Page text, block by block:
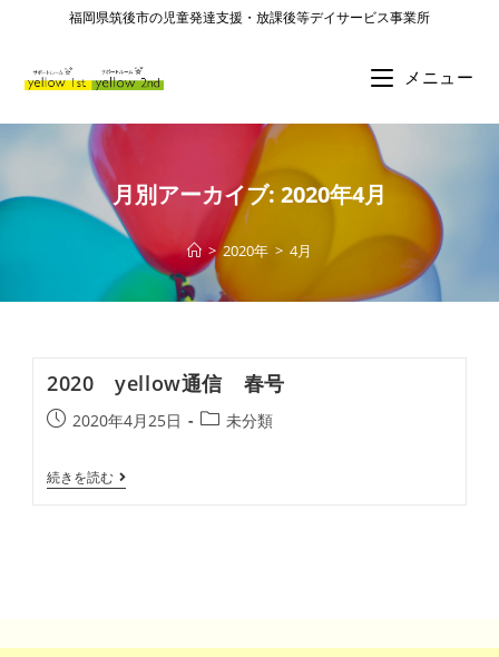
福岡県筑後市の児童発達支援・放課後等デイサービス事業所
メニュー
月別アーカイブ: 2020年4月
> 2020年 > 4月
2020 yellow通信 春号
2020年4月25日 未分類
続きを読む